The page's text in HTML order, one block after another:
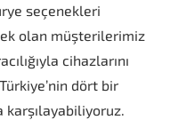
seçenekleri
olan müşterilerimiz
cihazlarını
dört bir
karşılayabiliyoruz.